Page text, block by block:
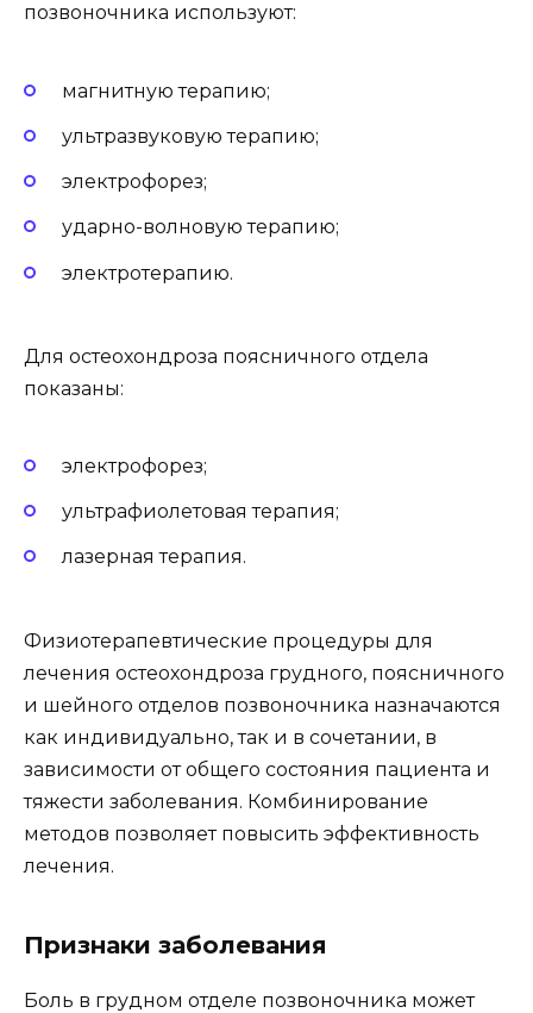
позвоночника используют:
магнитную терапию;
ультразвуковую терапию;
электрофорез;
ударно-волновую терапию;
электротерапию.
Для остеохондроза поясничного отдела
показаны:
электрофорез;
ультрафиолетовая терапия;
лазерная терапия.
Физиотерапевтические процедуры для
лечения остеохондроза грудного, поясничного
и шейного отделов позвоночника назначаются
как индивидуально, так и в сочетании, в
зависимости от общего состояния пациента и
тяжести заболевания. Комбинирование
методов позволяет повысить эффективность
лечения.
Признаки заболевания
Боль в грудном отделе позвоночника может